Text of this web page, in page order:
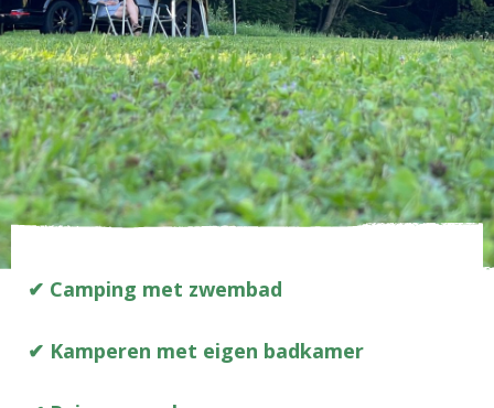
Camping met zwembad
Kamperen met eigen badkamer